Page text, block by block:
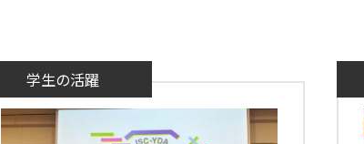
学生の活躍